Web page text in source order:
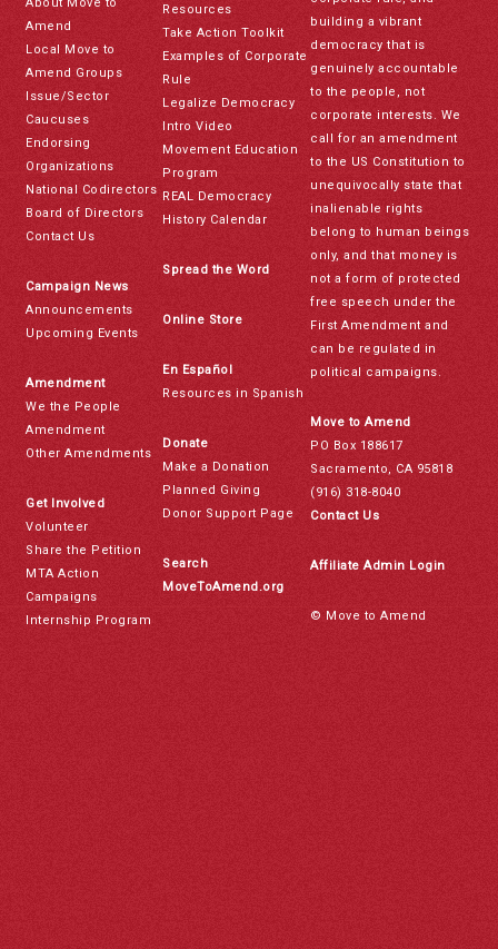
Amend
Local Move to
Amend Groups
Issue/Sector
Caucuses
Endorsing
Organizations
National Codirectors
Board of Directors
Contact Us
Campaign News
Announcements
Upcoming Events
Amendment
We the People
Amendment
Other Amendments
Get Involved
Volunteer
Share the Petition
MTA Action
Campaigns
Internship Program
Resources
Take Action Toolkit
Examples of Corporate
Rule
Legalize Democracy
Intro Video
Movement Education
Program
REAL Democracy
History Calendar
Spread the Word
Online Store
En Español
Resources in Spanish
Donate
Make a Donation
Planned Giving
Donor Support Page
Search
MoveToAmend.org
building a vibrant
democracy that is
genuinely accountable
to the people, not
corporate interests. We
call for an amendment
to the US Constitution to
unequivocally state that
inalienable rights
belong to human beings
only, and that money is
not a form of protected
free speech under the
First Amendment and
can be regulated in
political campaigns.
Move to Amend
PO Box 188617
Sacramento, CA 95818
(916) 318-8040
Contact Us
Affiliate Admin Login
© Move to Amend